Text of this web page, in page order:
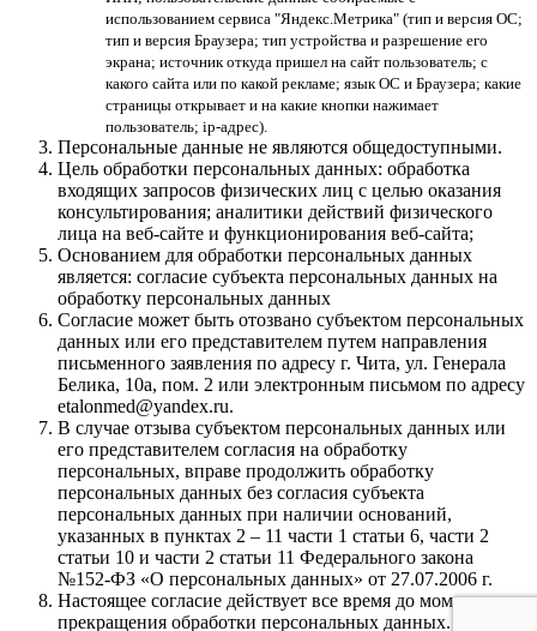
использованием сервиса "Яндекс.Метрика" (тип и версия ОС;
тип и версия Браузера; тип устройства и разрешение его
экрана; источник откуда пришел на сайт пользователь; с
какого сайта или по какой рекламе; язык ОС и Браузера; какие
страницы открывает и на какие кнопки нажимает
пользователь; ip-адрес).
Персональные данные не являются общедоступными.
Цель обработки персональных данных: обработка
входящих запросов физических лиц с целью оказания
консультирования; аналитики действий физического
лица на веб-сайте и функционирования веб-сайта;
Основанием для обработки персональных данных
является: согласие субъекта персональных данных на
обработку персональных данных
Согласие может быть отозвано субъектом персональных
данных или его представителем путем направления
письменного заявления по адресу г. Чита, ул. Генерала
Белика, 10а, пом. 2 или электронным письмом по адресу
etalonmed@yandex.ru.
В случае отзыва субъектом персональных данных или
его представителем согласия на обработку
персональных, вправе продолжить обработку
персональных данных без согласия субъекта
персональных данных при наличии оснований,
указанных в пунктах 2 – 11 части 1 статьи 6, части 2
статьи 10 и части 2 статьи 11 Федерального закона
№152-ФЗ «О персональных данных» от 27.07.2006 г.
Настоящее согласие действует все время до момента
прекращения обработки персональных данных.